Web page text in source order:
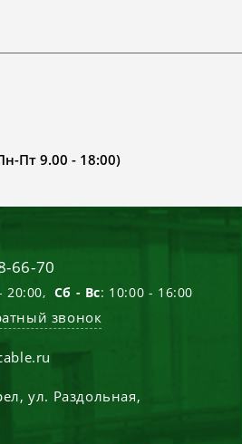
Пт 9.00 - 18:00)
66-70
20:00, Сб - Вс: 10:00 - 16:00
звонок
,ул. Раздольная,